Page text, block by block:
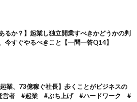
るか？】起業し独立開業すべきかどうかの判
今すぐやるべきこと【一問一答Q14】
起業、73億稼ぐ社長】歩くことがビジネスの
営者 #起業 #ぶち上げ #ハードワーク #